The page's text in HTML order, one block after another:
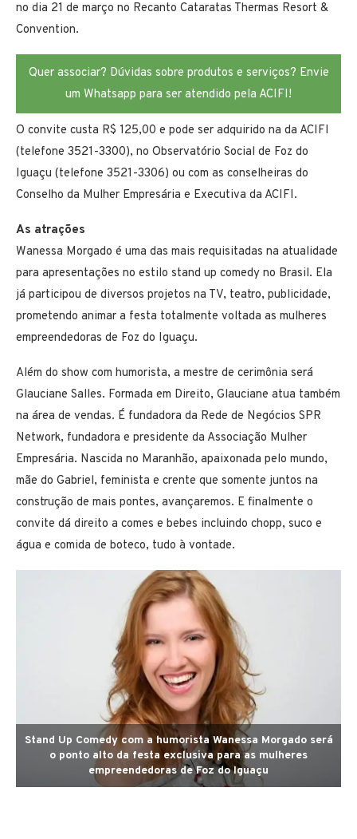
no dia 21 de março no Recanto Cataratas Thermas Resort &
Convention.
Quer associar? Dúvidas sobre produtos e serviços? Envie
um Whatsapp para ser atendido pela ACIFI!
O convite custa R$ 125,00 e pode ser adquirido na da ACIFI
(telefone 3521-3300), no Observatório Social de Foz do
Iguaçu (telefone 3521-3306) ou com as conselheiras do
Conselho da Mulher Empresária e Executiva da ACIFI.
As atrações
Wanessa Morgado é uma das mais requisitadas na atualidade
para apresentações no estilo stand up comedy no Brasil. Ela
já participou de diversos projetos na TV, teatro, publicidade,
prometendo animar a festa totalmente voltada as mulheres
empreendedoras de Foz do Iguaçu.
Além do show com humorista, a mestre de cerimônia será
Glauciane Salles. Formada em Direito, Glauciane atua também
na área de vendas. É fundadora da Rede de Negócios SPR
Network, fundadora e presidente da Associação Mulher
Empresária. Nascida no Maranhão, apaixonada pelo mundo,
mãe do Gabriel, feminista e crente que somente juntos na
construção de mais pontes, avançaremos. E finalmente o
convite dá direito a comes e bebes incluindo chopp, suco e
água e comida de boteco, tudo à vontade.
Stand Up Comedy com a humorista Wanessa Morgado será
o ponto alto da festa exclusiva para as mulheres
empreendedoras de Foz do Iguaçu